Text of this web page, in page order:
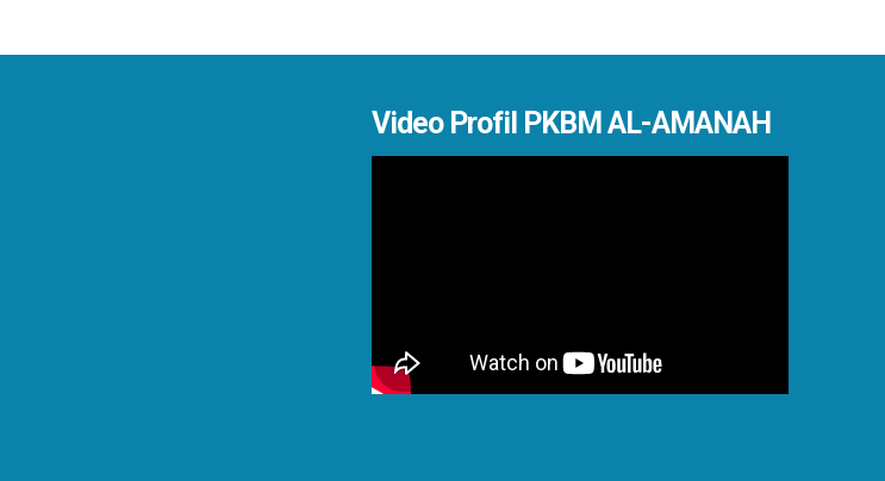
Video Profil PKBM AL-AMANAH